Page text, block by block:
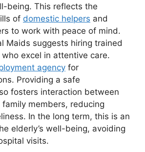
being. This reflects the
of domestic helpers and
to work with peace of mind.
Maids suggests hiring trained
who excel in attentive care.
agency for
Providing a safe
fosters interaction between
members, reducing
In the long term, this is an
elderly’s well-being, avoiding
visits.